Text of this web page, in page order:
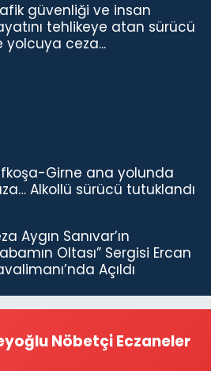
güvenliği ve insan
tehlikeye atan sürücü
yolcuya ceza...
Girne ana yolunda
Alkollü sürücü tutuklandı
Aygın Sanıvar’ın
Oltası” Sergisi Ercan
Açıldı
Nöbetçi Eczaneler